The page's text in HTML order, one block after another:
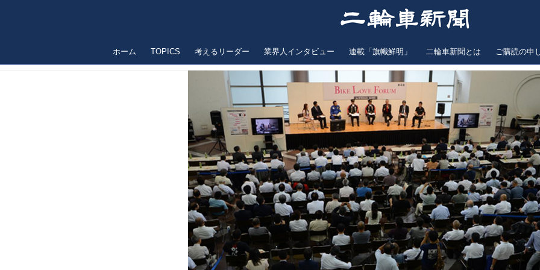
ホーム TOPICS 考えるリーダー 業界人インタビュー 連載「旗幟鮮明」 二輪車新聞とは ご購読の申